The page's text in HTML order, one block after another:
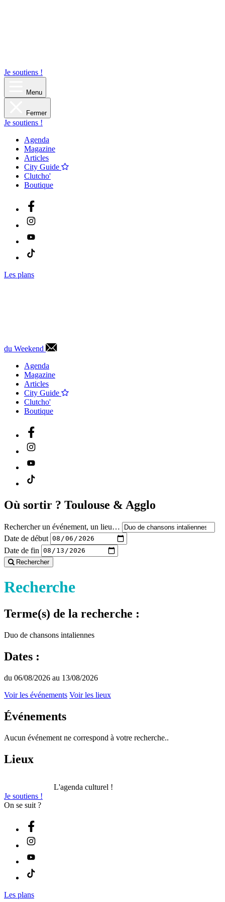
Je soutiens !
Menu
Fermer
Je soutiens !
Agenda
Magazine
Articles
City Guide
Clutcho'
Boutique
Les plans
du Weekend
Agenda
Magazine
Articles
City Guide
Clutcho'
Boutique
Où sortir ? Toulouse & Agglo
Rechercher un événement, un lieu…
Date de début
Date de fin
Rechercher
Recherche
Terme(s) de la recherche :
Duo de chansons intaliennes
Dates :
du 06/08/2026 au 13/08/2026
Voir les événements Voir les lieux
Événements
Aucun événement ne correspond à votre recherche..
Lieux
L'agenda culturel !
Je soutiens !
On se suit ?
Les plans